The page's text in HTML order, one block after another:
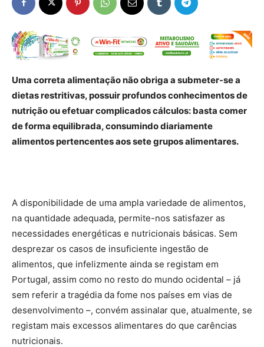
Uma correta alimentação não obriga a submeter-se a
dietas restritivas, possuir profundos conhecimentos de
nutrição ou efetuar complicados cálculos: basta comer
de forma equilibrada, consumindo diariamente
alimentos pertencentes aos sete grupos alimentares.
A disponibilidade de uma ampla variedade de alimentos,
na quantidade adequada, permite-nos satisfazer as
necessidades energéticas e nutricionais básicas. Sem
desprezar os casos de insuficiente ingestão de
alimentos, que infelizmente ainda se registam em
Portugal, assim como no resto do mundo ocidental – já
sem referir a tragédia da fome nos países em vias de
desenvolvimento –, convém assinalar que, atualmente, se
registam mais excessos alimentares do que carências
nutricionais.